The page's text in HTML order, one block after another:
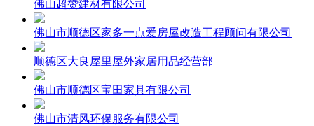
佛山超赞建材有限公司
佛山市顺德区家多一点爱房屋改造工程顾问有限公司
顺德区大良屋里屋外家居用品经营部
佛山市顺德区宝田家具有限公司
佛山市清风环保服务有限公司